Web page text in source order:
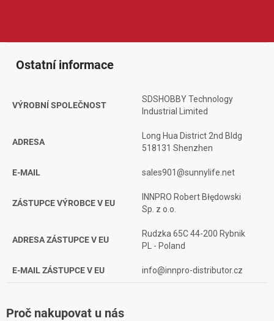
Ostatní informace
VÝROBNÍ SPOLEČNOST
SDSHOBBY Technology
Industrial Limited
ADRESA
Long Hua District 2nd Bldg
518131 Shenzhen
E-MAIL sales901@sunnylife.net
ZÁSTUPCE VÝROBCE V EU
INNPRO Robert Błędowski
Sp. z o.o.
ADRESA ZÁSTUPCE V EU
Rudzka 65C 44-200 Rybnik
PL - Poland
E-MAIL ZÁSTUPCE V EU info@innpro-distributor.cz
Proč nakupovat u nás